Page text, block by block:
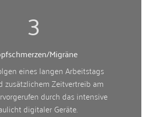
3
Migräne
eines langen Arbeitstags
zusätzlichem Zeitvertreib am
durch das intensive
digitaler Geräte.